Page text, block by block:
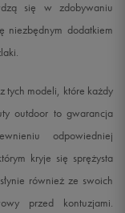
Powiadom o dostępności
o dostępności
Powiadom o dostępności
o dostępności
o dostępności
się w zdobywaniu
niezbędnym dodatkiem
tych modeli, które każdy
outdoor to gwarancja
odpowiedniej
kryje się sprężysta
również ze swoich
przed kontuzjami.